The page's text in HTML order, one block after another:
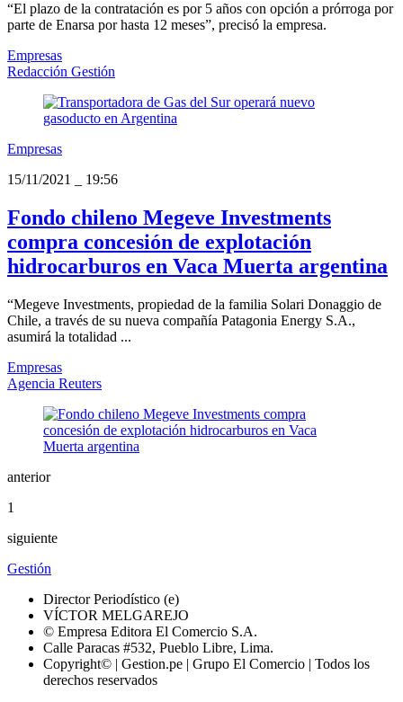
“El plazo de la contratación es por 5 años con opción a prórroga por
parte de Enarsa por hasta 12 meses”, precisó la empresa.
Empresas
Redacción Gestión
Empresas
15/11/2021
19:56
Fondo chileno Megeve Investments
compra concesión de explotación
hidrocarburos en Vaca Muerta argentina
“Megeve Investments, propiedad de la familia Solari Donaggio de
Chile, a través de su nueva compañía Patagonia Energy S.A.,
asumirá la totalidad ...
Empresas
Agencia Reuters
anterior
1
siguiente
Gestión
Director Periodístico (e)
VÍCTOR MELGAREJO
© Empresa Editora El Comercio S.A.
Calle Paracas #532, Pueblo Libre, Lima.
Copyright© | Gestion.pe | Grupo El Comercio | Todos los
derechos reservados